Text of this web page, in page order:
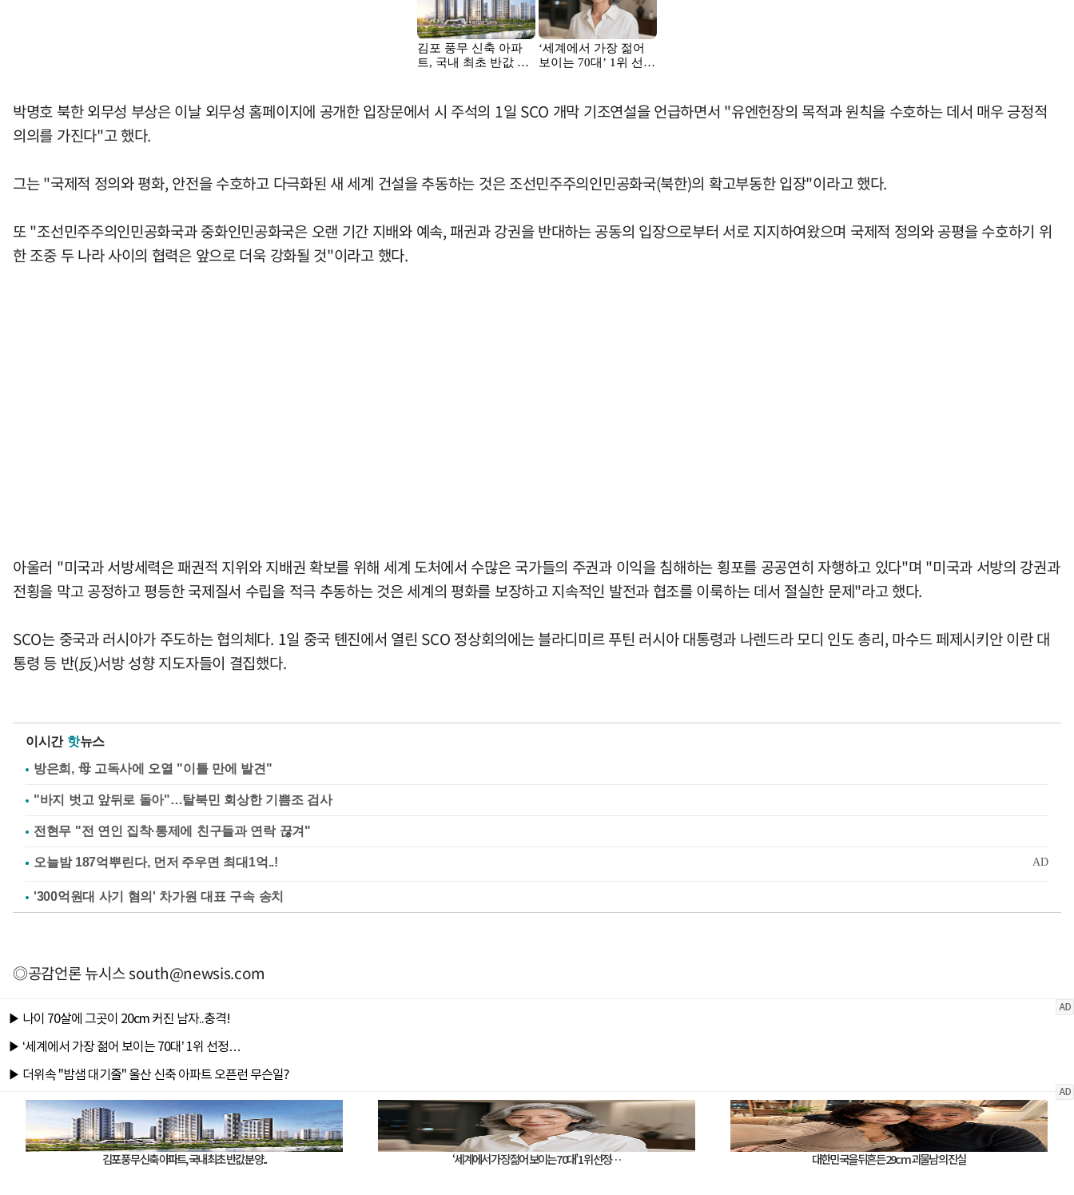
박명호 북한 외무성 부상은 이날 외무성 홈페이지에 공개한 입장문에서 시 주석의 1일 SCO 개막 기조연설을 언급하면서 "유엔헌장의 목적과 원칙을 수호하는 데서 매우 긍정적
의의를 가진다"고 했다.
그는 "국제적 정의와 평화, 안전을 수호하고 다극화된 새 세계 건설을 추동하는 것은 조선민주주의인민공화국(북한)의 확고부동한 입장"이라고 했다.
또 "조선민주주의인민공화국과 중화인민공화국은 오랜 기간 지배와 예속, 패권과 강권을 반대하는 공동의 입장으로부터 서로 지지하여왔으며 국제적 정의와 공평을 수호하기 위
한 조중 두 나라 사이의 협력은 앞으로 더욱 강화될 것"이라고 했다.
아울러 "미국과 서방세력은 패권적 지위와 지배권 확보를 위해 세계 도처에서 수많은 국가들의 주권과 이익을 침해하는 횡포를 공공연히 자행하고 있다"며 "미국과 서방의 강권과
전횡을 막고 공정하고 평등한 국제질서 수립을 적극 추동하는 것은 세계의 평화를 보장하고 지속적인 발전과 협조를 이룩하는 데서 절실한 문제"라고 했다.
SCO는 중국과 러시아가 주도하는 협의체다. 1일 중국 톈진에서 열린 SCO 정상회의에는 블라디미르 푸틴 러시아 대통령과 나렌드라 모디 인도 총리, 마수드 페제시키안 이란 대
통령 등 반(反)서방 성향 지도자들이 결집했다.
이시간 핫뉴스
방은희, 母 고독사에 오열 "이틀 만에 발견"
"바지 벗고 앞뒤로 돌아"…탈북민 회상한 기쁨조 검사
전현무 "전 연인 집착·통제에 친구들과 연락 끊겨"
'300억원대 사기 혐의' 차가원 대표 구속 송치
◎공감언론 뉴시스south@newsis.com